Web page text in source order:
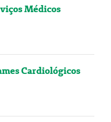
Médicos
Cardiológicos